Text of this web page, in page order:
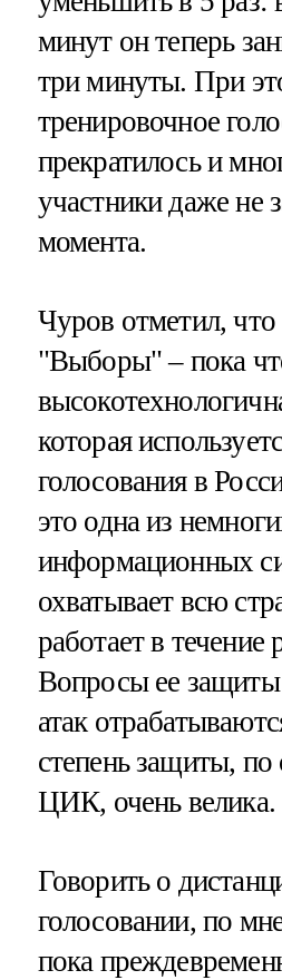
минут он теперь
три минуты. При
тренировочное
прекратилось и
участники даже не
момента.
Чуров отметил,
"Выборы" – пока
которая
голосования в
это одна из
информационных
охватывает всю
работает в течение
Вопросы ее защиты
атак
степень защиты, по
ЦИК, очень велика.
Говорить о
голосовании, по
пока